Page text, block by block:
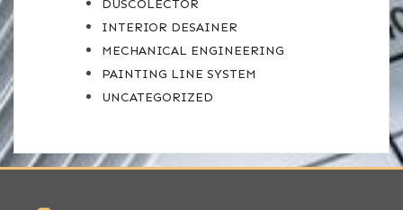
DUSCOLECTOR
INTERIOR DESAINER
MECHANICAL ENGINEERING
PAINTING LINE SYSTEM
UNCATEGORIZED